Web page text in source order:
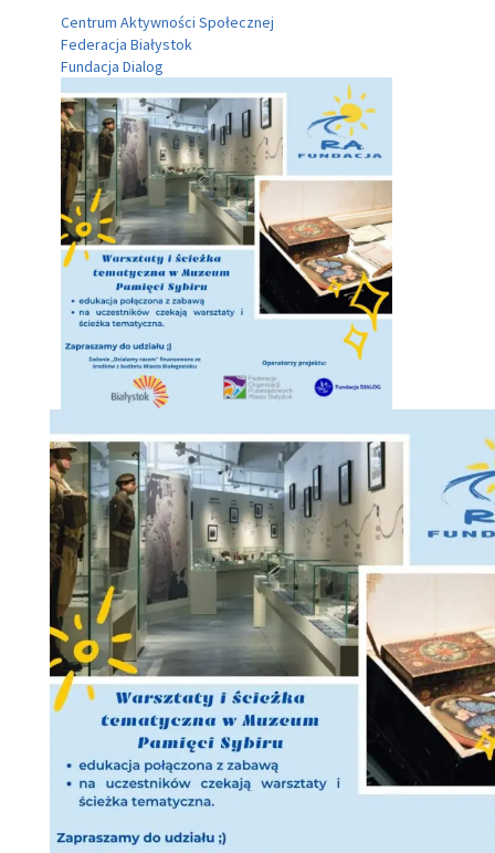
Centrum Aktywności Społecznej
Federacja Białystok
Fundacja Dialog